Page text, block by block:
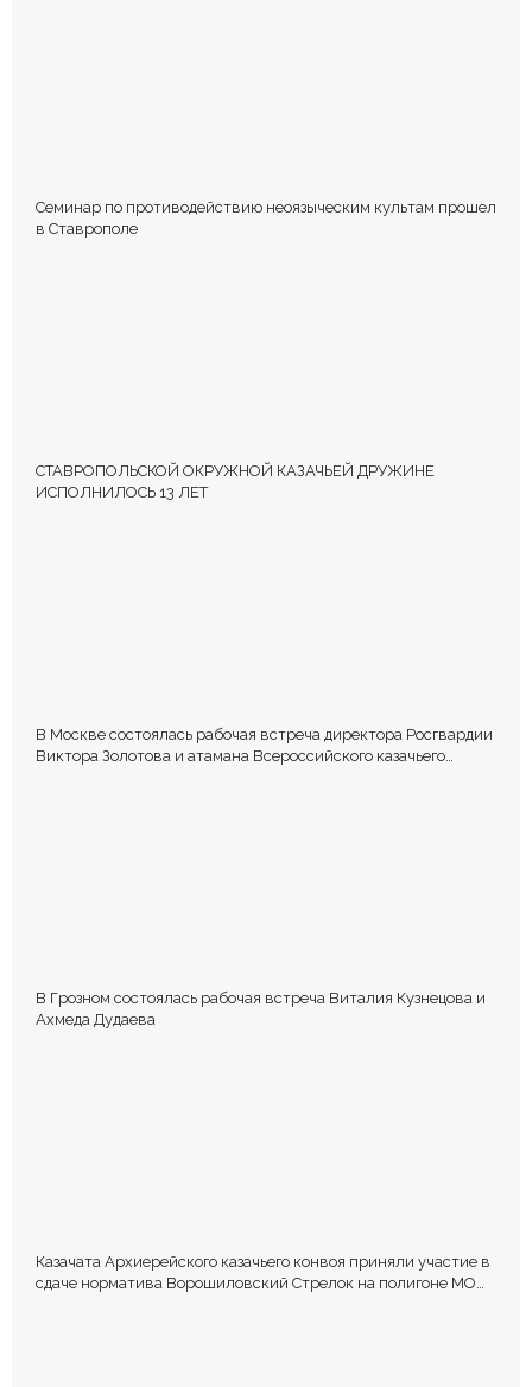
Семинар по противодействию неоязыческим культам прошел
в Ставрополе
СТАВРОПОЛЬСКОЙ ОКРУЖНОЙ КАЗАЧЬЕЙ ДРУЖИНЕ
ИСПОЛНИЛОСЬ 13 ЛЕТ
В Москве состоялась рабочая встреча директора Росгвардии
Виктора Золотова и атамана Всероссийского казачьего
В Грозном состоялась рабочая встреча Виталия Кузнецова и
Ахмеда Дудаева
Казачата Архиерейского казачьего конвоя приняли участие в
сдаче норматива Ворошиловский Стрелок на полигоне МО